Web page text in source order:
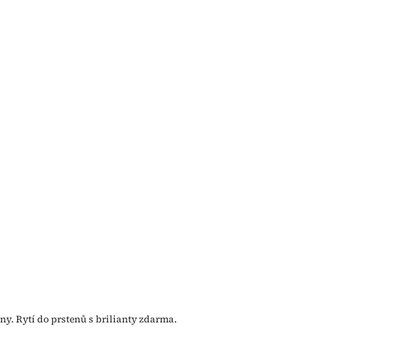
Rytí do prstenů s brilianty zdarma.